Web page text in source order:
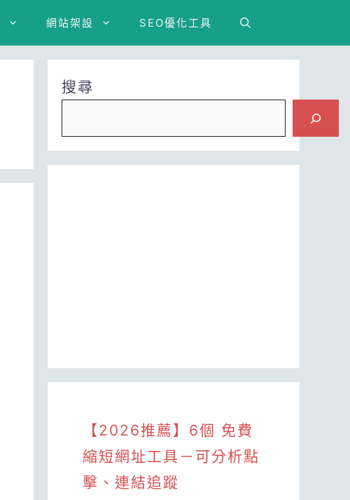
網站架設 SEO優化工具
搜尋
【2026推薦】6個 免費
縮短網址工具－可分析點
擊、連結追蹤